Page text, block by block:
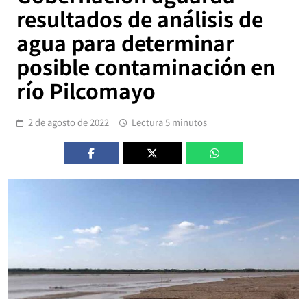
resultados de análisis de
agua para determinar
posible contaminación en
río Pilcomayo
2 de agosto de 2022 Lectura 5 minutos